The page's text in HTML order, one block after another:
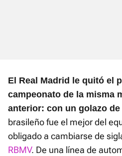
El Real Madrid le quitó el
campeonato de la misma
anterior: con un golazo
brasileño fue el mejor del
obligado a cambiarse de
RBMV. De una línea de